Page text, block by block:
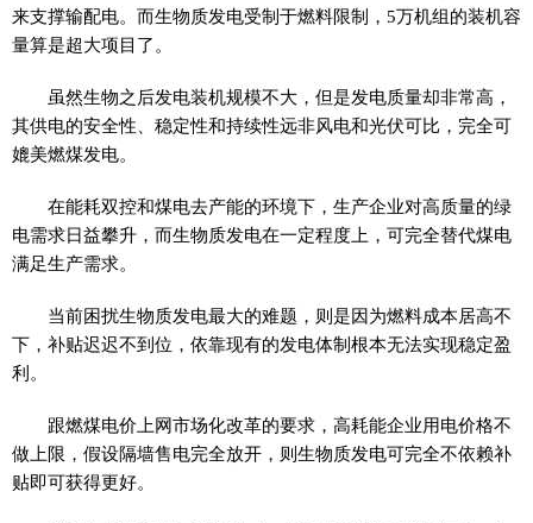
来支撑输配电。而生物质发电受制于燃料限制，5万机组的装机容
量算是超大项目了。
虽然生物之后发电装机规模不大，但是发电质量却非常高，
其供电的安全性 、稳定性和持续性远非风电和光伏可比，完全可
媲美燃煤发电。
在能耗双控和煤电去产能的环境下，生产企业对高质量的绿
电需求日益攀升，而生物质发电在一定程度上，可完全替代煤电
满足生产需求。
当前困扰生物质发电最大的难题，则是因为燃料成本居高不
下，补贴迟迟不到位，依靠现有的发电体制根本无法实现稳定盈
利。
跟燃煤电价上网市场化改革的要求，高耗能企业用电价格不
做上限，假设隔墙售电完全放开，则生物质发电可完全不依赖补
贴即可获得更好。